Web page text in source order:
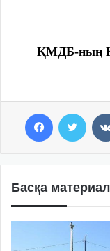
ҚМДБ-ның
Басқа